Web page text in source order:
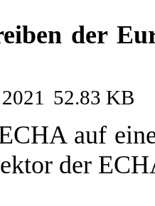
der
52.83 KB
auf
der